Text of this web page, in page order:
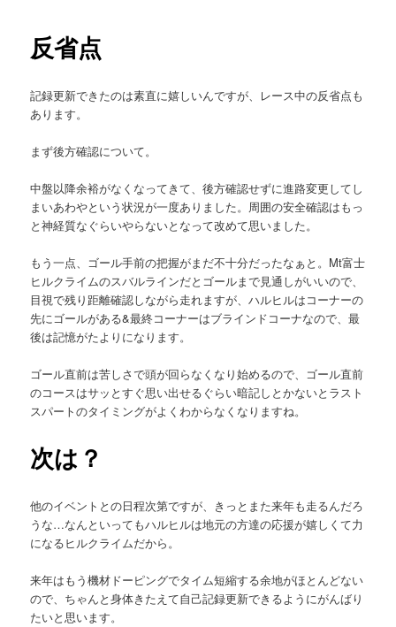
反省点
記録更新できたのは素直に嬉しいんですが、レース中の反省点も
あります。
まず後方確認について。
中盤以降余裕がなくなってきて、後方確認せずに進路変更してし
まいあわやという状況が一度ありました。周囲の安全確認はもっ
と神経質なぐらいやらないとなって改めて思いました。
もう一点、ゴール手前の把握がまだ不十分だったなぁと。Mt富士
ヒルクライムのスバルラインだとゴールまで見通しがいいので、
目視で残り距離確認しながら走れますが、ハルヒルはコーナーの
先にゴールがある&最終コーナーはブラインドコーナなので、最
後は記憶がたよりになります。
ゴール直前は苦しさで頭が回らなくなり始めるので、ゴール直前
のコースはサッとすぐ思い出せるぐらい暗記しとかないとラスト
スパートのタイミングがよくわからなくなりますね。
次は？
他のイベントとの日程次第ですが、きっとまた来年も走るんだろ
うな…なんといってもハルヒルは地元の方達の応援が嬉しくて力
になるヒルクライムだから。
来年はもう機材ドーピングでタイム短縮する余地がほとんどない
ので、ちゃんと身体きたえて自己記録更新できるようにがんばり
たいと思います。